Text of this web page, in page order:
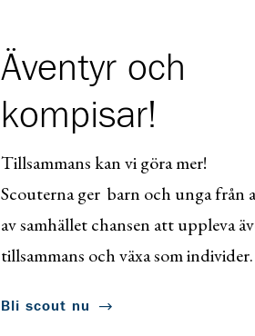
Äventyr och
kompisar!
Tillsammans kan vi göra mer!
Scouterna ger barn och unga från
av samhället chansen att uppleva
tillsammans och växa som individer.
Bli scout nu